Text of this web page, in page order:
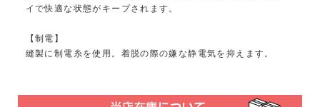
イで快適な状態がキープされます。
【制電】
縫製に制電糸を使用。着脱の際の嫌な静電気を抑えます。